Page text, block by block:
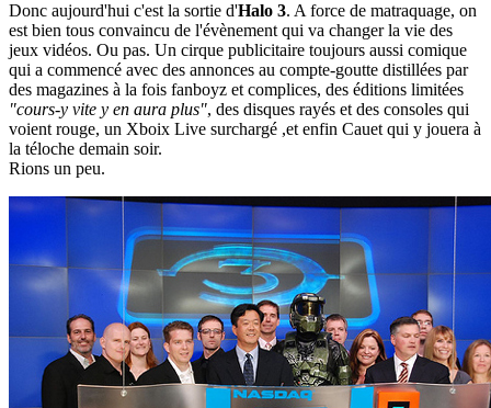
Donc aujourd'hui c'est la sortie d'Halo 3. A force de matraquage, on
est bien tous convaincu de l'évènement qui va changer la vie des
jeux vidéos. Ou pas. Un cirque publicitaire toujours aussi comique
qui a commencé avec des annonces au compte-goutte distillées par
des magazines à la fois fanboyz et complices, des éditions limitées
"cours-y vite y en aura plus", des disques rayés et des consoles qui
voient rouge, un Xboix Live surchargé ,et enfin Cauet qui y jouera à
la téloche demain soir.
Rions un peu.